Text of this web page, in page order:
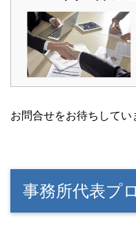
お問合せをお待ちしてい
事務所代表プ